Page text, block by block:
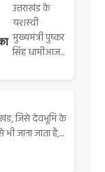
उत्तराखंड के
यशस्वी
मुख्यमंत्री पुष्कर
सिंह धामीआज...
जिसे देवभूमि के
भी जाना जाता है,...